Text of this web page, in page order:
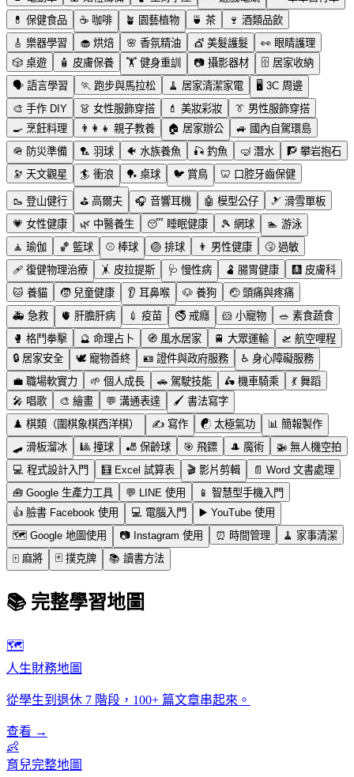
💊 保健食品 ☕ 咖啡 🪴 園藝植物 🍵 茶 🍷 酒類品飲
🎸 樂器學習 🧁 烘焙 🌸 香氛精油 💇 美髮護髮 👀 眼睛護理
🎲 桌遊 🧴 皮膚保養 🏋️ 健身重訓 📷 攝影器材 🗄️ 居家收納
🗣️ 語言學習 🏃 跑步與馬拉松 🧹 居家清潔家電 🖥️ 3C 周邊
🎨 手作 DIY 👗 女性服飾穿搭 💄 美妝彩妝 👔 男性服飾穿搭
🍳 烹飪料理 👨‍👩‍👧 親子教養 🏠 居家辦公 🚙 國內自駕環島
🪖 防災準備 🏸 羽球 🐠 水族養魚 🎣 釣魚 🤿 潛水 🧗 攀岩抱石
🔭 天文觀星 🏄 衝浪 🏓 桌球 🐦 賞鳥 🦷 口腔牙齒保健
🥾 登山健行 ⛳ 高爾夫 🎧 音響耳機 🤖 模型公仔 🎿 滑雪單板
💗 女性健康 🌿 中醫養生 😴 睡眠健康 🎾 網球 🏊 游泳
🧘 瑜伽 🏀 籃球 ⚾ 棒球 🏐 排球 👨 男性健康 🤧 過敏
🩹 復健物理治療 🤸 皮拉提斯 🩺 慢性病 🫃 腸胃健康 🩻 皮膚科
🐱 養貓 🧒 兒童健康 👂 耳鼻喉 🐶 養狗 🤕 頭痛與疼痛
🚑 急救 🫀 肝膽肝病 💉 疫苗 🚭 戒癮 🐹 小寵物 🥗 素食蔬食
🥊 格鬥拳擊 🔮 命理占卜 🧭 風水居家 🚆 大眾運輸 🛫 航空哩程
🔒 居家安全 🕊️ 寵物善終 🪪 證件與政府服務 ♿ 身心障礙服務
💼 職場軟實力 🌱 個人成長 🚗 駕駛技能 🛵 機車騎乘 💃 舞蹈
🎤 唱歌 🎨 繪畫 💬 溝通表達 🖌️ 書法寫字
♟️ 棋類（圍棋象棋西洋棋） ✍️ 寫作 ☯️ 太極氣功 📊 簡報製作
🛹 滑板溜冰 🎱 撞球 🎳 保齡球 🎯 飛鏢 🎩 魔術 🚁 無人機空拍
💻 程式設計入門 🧮 Excel 試算表 🎬 影片剪輯 📄 Word 文書處理
🧰 Google 生產力工具 💬 LINE 使用 📱 智慧型手機入門
👍 臉書 Facebook 使用 💻 電腦入門 ▶️ YouTube 使用
🗺️ Google 地圖使用 📷 Instagram 使用 ⏰ 時間管理 🧹 家事清潔
🀄 麻將 🃏 撲克牌 📚 讀書方法
📚 完整學習地圖
🗺️
人生財務地圖
從學生到退休 7 階段，100+ 篇文章串起來。
查看 →
👶
育兒完整地圖